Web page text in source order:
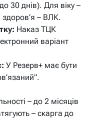
30 днів). Для віку –
– ВЛК.
Наказ ТЦК
варіант
У Резерв+ має бути
– до 2 місяців
– скарга до